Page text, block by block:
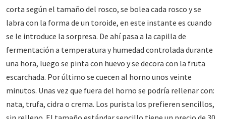
corta según el tamaño del rosco, se bolea cada rosco y se
labra con la forma de un toroide, en este instante es cuando
se le introduce la sorpresa. De ahí pasa a la capilla de
fermentación a temperatura y humedad controlada durante
una hora, luego se pinta con huevo y se decora con la fruta
escarchada. Por último se cuecen al horno unos veinte
minutos. Unas vez que fuera del horno se podría rellenar con:
nata, trufa, cidra o crema. Los purista los prefieren sencillos,